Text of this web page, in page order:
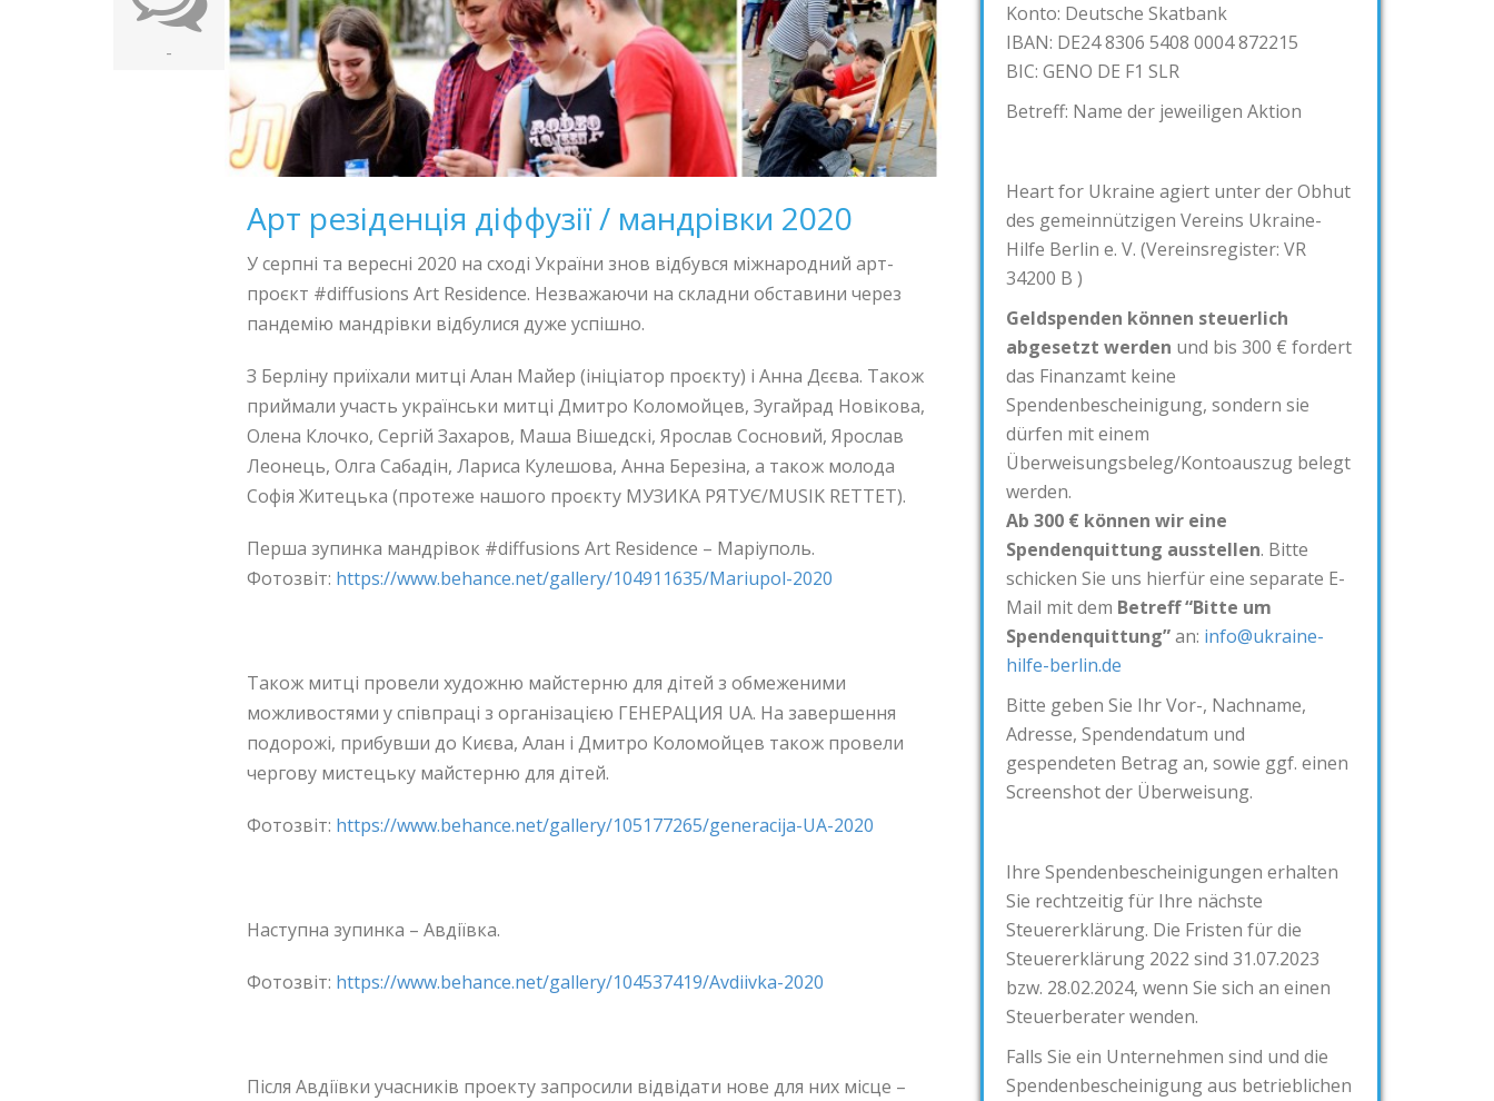
-
Арт резіденція діффузії / мандрівки 2020
У серпні та вересні 2020 на сході України знов відбувся міжнародний арт-
проєкт #diffusions Art Residence. Незважаючи на складни обставини через
пандемію мандрівки відбулися дуже успішно.
З Берліну приїхали митці Алан Майер (ініціатор проєкту) і Анна Дєєва. Також
приймали участь українськи митці Дмитро Коломойцев, Зугайрад Новікова,
Олена Клочко, Сергій Захаров, Маша Вішедскі, Ярослав Сосновий, Ярослав
Леонець, Олга Сабадін, Лариса Кулешова, Анна Березіна, а також молода
Софія Житецька (протеже нашого проєкту МУЗИКА РЯТУЄ/MUSIK RETTET).
Перша зупинка мандрівок #diffusions Art Residence – Маріуполь.
Фотозвіт: https://www.behance.net/gallery/104911635/Mariupol-2020
Також митці провели художню майстерню для дітей з обмеженими
можливостями у співпраці з організацією ГЕНЕРАЦИЯ UA. На завершення
подорожі, прибувши до Києва, Алан і Дмитро Коломойцев також провели
чергову мистецьку майстерню для дітей.
Фотозвіт: https://www.behance.net/gallery/105177265/generacija-UA-2020
Наступна зупинка – Авдіївка.
Фотозвіт: https://www.behance.net/gallery/104537419/Avdiivka-2020
Після Авдіївки учасників проекту запросили відвідати нове для них місце –
Konto: Deutsche Skatbank
IBAN: DE24 8306 5408 0004 872215
BIC: GENO DE F1 SLR
Betreff: Name der jeweiligen Aktion
Heart for Ukraine agiert unter der Obhut
des gemeinnützigen Vereins Ukraine-
Hilfe Berlin e. V. (Vereinsregister: VR
34200 B )
Geldspenden können steuerlich
abgesetzt werden und bis 300 € fordert
das Finanzamt keine
Spendenbescheinigung, sondern sie
dürfen mit einem
Überweisungsbeleg/Kontoauszug belegt
werden.
Ab 300 € können wir eine
Spendenquittung ausstellen. Bitte
schicken Sie uns hierfür eine separate E-
Mail mit dem Betreff “Bitte um
Spendenquittung”an: info@ukraine-
hilfe-berlin.de
Bitte geben Sie Ihr Vor-, Nachname,
Adresse, Spendendatum und
gespendeten Betrag an, sowie ggf. einen
Screenshot der Überweisung.
Ihre Spendenbescheinigungen erhalten
Sie rechtzeitig für Ihre nächste
Steuererklärung. Die Fristen für die
Steuererklärung 2022 sind 31.07.2023
bzw. 28.02.2024, wenn Sie sich an einen
Steuerberater wenden.
Falls Sie ein Unternehmen sind und die
Spendenbescheinigung aus betrieblichen